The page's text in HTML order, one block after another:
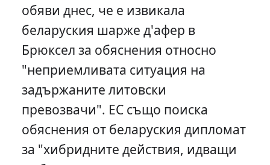
обяви днес, че е извикала
беларуския шарже д'афер в
Брюксел за обяснения относно
"неприемливата ситуация на
задържаните литовски
превозвачи". ЕС също поиска
обяснения от беларуския дипломат
за "хибридните действия, идващи